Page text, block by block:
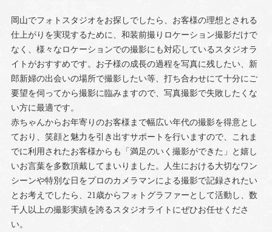
岡山でフォトスタジオをお探しでしたら、お客様の理想とされる
仕上がりを実現するために、和装前撮りロケーション撮影だけで
なく、様々なロケーションでの撮影にも対応しているスタジオラ
イトがおすすめです。お子様の成長の過程を写真に残したい、新
郎新婦の出会いの場所で撮影したい等、打ち合わせにて十分にご
要望を伺ってから撮影に臨みますので、写真撮影で失敗したくな
い方に最適です。
赤ちゃんからお年寄りのお客様まで幅広い年代の撮影を得意とし
ており、笑顔と魅力を引き出すサポートを行いますので、これま
でに利用されたお客様からも「満足のいく撮影ができた」と嬉し
いお言葉を多数頂戴してまいりました。人生における大切なワン
シーンや特別な日をプロのカメラマンによる撮影で記録されたい
とお考えでしたら、21歳からフォトグラファーとして活動し、数
千人以上の撮影実績を誇るスタジオライトにぜひお任せくださ
い。